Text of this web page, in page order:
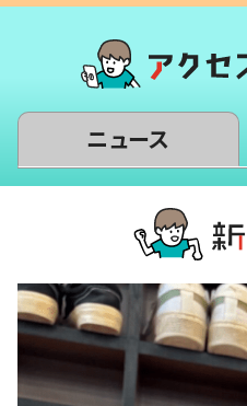
ニュース